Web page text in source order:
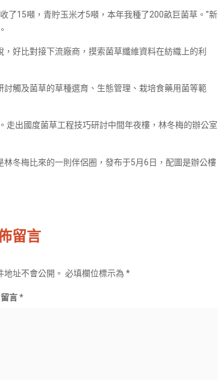
了15噸，青貯玉米才5噸，本年我種了200畝巨菌草。”新
好比對接下流廠商，摸索菌草纖維資料在紡織上的利
觸及菌草的草種選育、生態管理、栽培食藥用菌等範
出國度菌草工程技巧研討中間年夜樓，林冬梅的辦公室
冬梅比來的一則伴侶圈，發布于5月6日，配圖是辦公樓
留言
址不會公開。 必填欄位標示為 *
留言*